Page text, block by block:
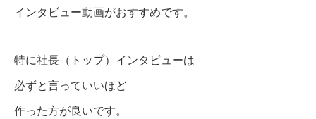
インタビュー動画がおすすめです。
特に社長（トップ）インタビューは
必ずと言っていいほど
作った方が良いです。